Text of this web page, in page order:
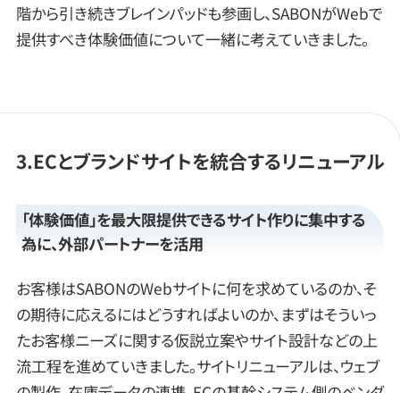
階から引き続きブレインパッドも参画し、SABONがWebで
提供すべき体験価値について一緒に考えていきました。
3.ECとブランドサイトを統合するリニューアル
「体験価値」を最大限提供できるサイト作りに集中する
為に、外部パートナーを活用
お客様はSABONのWebサイトに何を求めているのか、そ
の期待に応えるにはどうすればよいのか、まずはそういっ
たお客様ニーズに関する仮説立案やサイト設計などの上
流工程を進めていきました。サイトリニューアルは、ウェブ